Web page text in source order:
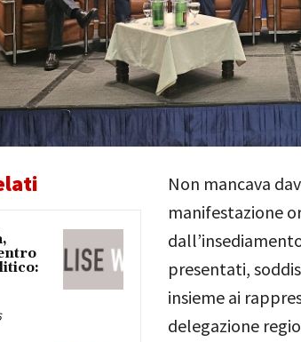
Non mancava
manifestazione
presentati,
insieme ai
delegazione